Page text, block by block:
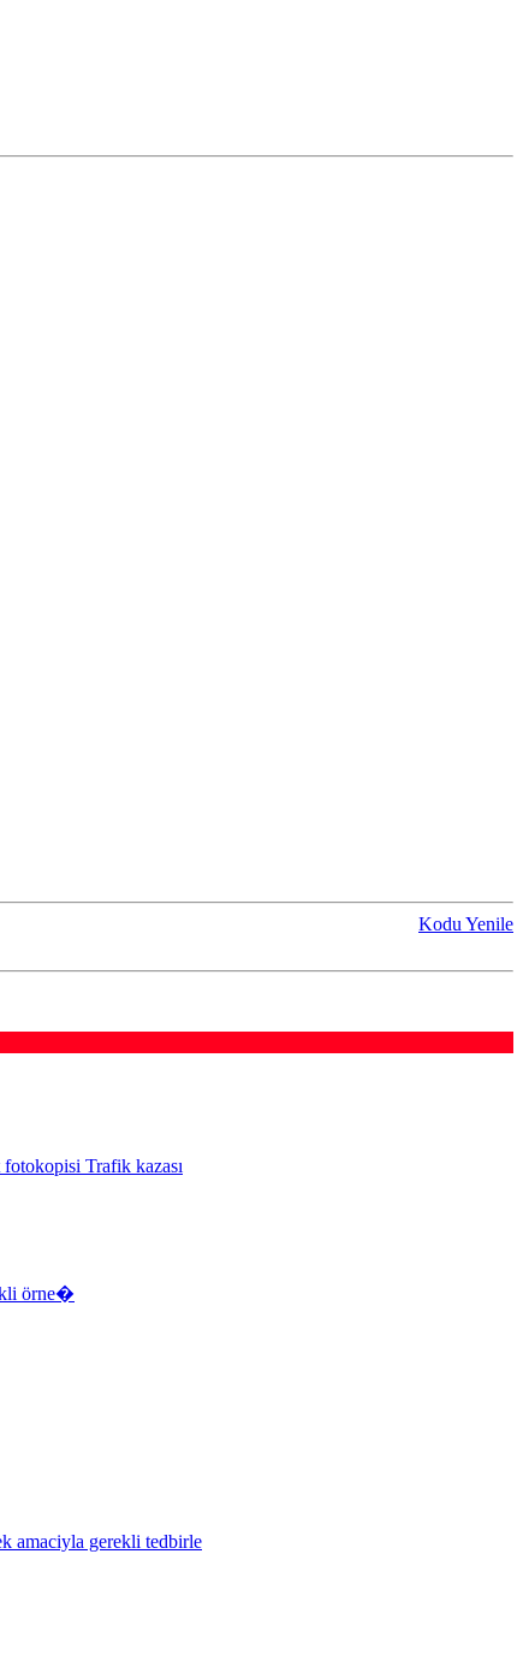
Kodu Yenile
Trafik kazası
örne�
amaciyla gerekli tedbirle